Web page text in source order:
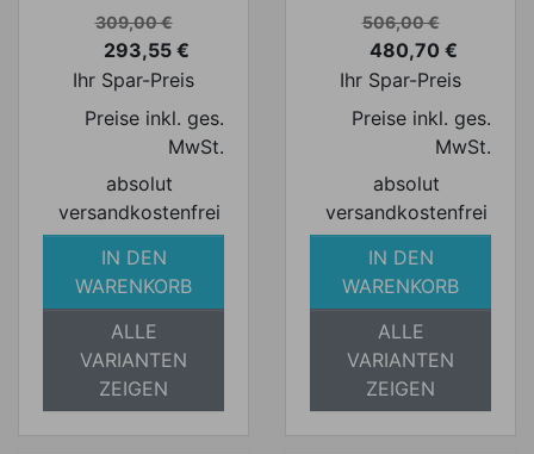
Verkaufspreis
309,00 €
Preis
293,55 €
Ihr Spar-Preis
Preise inkl. ges.
MwSt.
absolut
versandkostenfrei
IN DEN
WARENKORB
ALLE
VARIANTEN
ZEIGEN
Verkaufspreis
506,00 €
Preis
480,70 €
Ihr Spar-Preis
Preise inkl. ges.
MwSt.
absolut
versandkostenfrei
IN DEN
WARENKORB
ALLE
VARIANTEN
ZEIGEN